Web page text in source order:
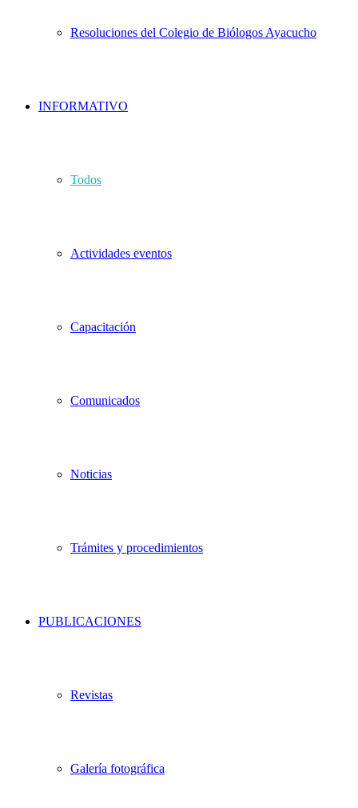
Resoluciones del Colegio de Biólogos Ayacucho
INFORMATIVO
Todos
Actividades eventos
Capacitación
Comunicados
Noticias
Trámites y procedimientos
PUBLICACIONES
Revistas
Galería fotográfica